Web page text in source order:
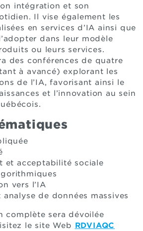
intégration et son
Il vise également les
en services d’IA ainsi que
dans leur modèle
ou leurs services.
des conférences de quatre
à avancé) explorant les
de l’IA, favorisant ainsi le
et l’innovation au sein
et acceptabilité sociale
vers l’IA
de données massives
complète sera dévoilée
le site Web RDVIAQC